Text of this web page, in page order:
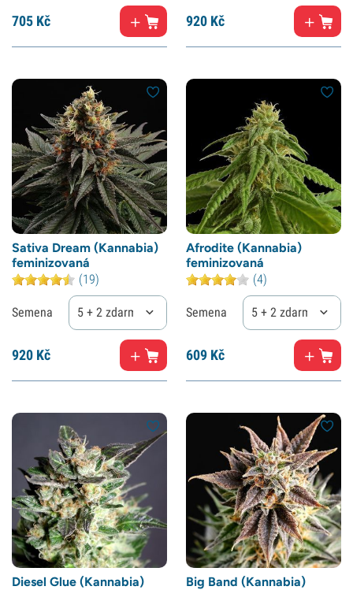
705 Kč 920 Kč
Sativa Dream (Kannabia)
feminizovaná
(19)
Semena 5 + 2 zdarma
920 Kč
Afrodite (Kannabia)
feminizovaná
(4)
Semena 5 + 2 zdarma
609 Kč
Diesel Glue (Kannabia)
Big Band (Kannabia)